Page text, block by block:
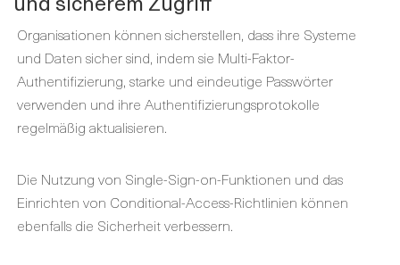
Organisationen können sicherstellen, dass ihre Systeme
und Daten sicher sind, indem sie Multi-Faktor-
Authentifizierung, starke und eindeutige Passwörter
verwenden und ihre Authentifizierungsprotokolle
regelmäßig aktualisieren.
Die Nutzung von Single-Sign-on-Funktionen und das
Einrichten von Conditional-Access-Richtlinien können
ebenfalls die Sicherheit verbessern.